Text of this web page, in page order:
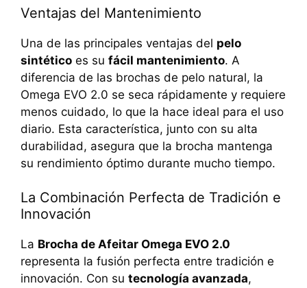
Ventajas del Mantenimiento
Una de las principales ventajas del pelo
sintético es su fácil mantenimiento. A
diferencia de las brochas de pelo natural, la
Omega EVO 2.0 se seca rápidamente y requiere
menos cuidado, lo que la hace ideal para el uso
diario. Esta característica, junto con su alta
durabilidad, asegura que la brocha mantenga
su rendimiento óptimo durante mucho tiempo.
La Combinación Perfecta de Tradición e
Innovación
La Brocha de Afeitar Omega EVO 2.0
representa la fusión perfecta entre tradición e
innovación. Con su tecnología avanzada,